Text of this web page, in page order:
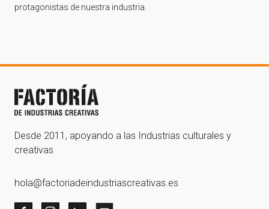
protagonistas de nuestra industria.
Desde 2011, apoyando a las Industrias culturales y
creativas
hola@factoriadeindustriascreativas.es